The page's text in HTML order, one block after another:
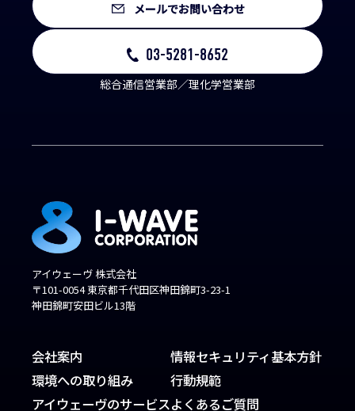
メールでお問い合わせ
03-5281-8652
総合通信営業部／理化学営業部
アイウェーヴ 株式会社
〒101-0054 東京都千代田区神田錦町3-23-1
神田錦町安田ビル13階
会社案内
環境への取り組み
アイウェーヴのサービス
情報セキュリティ基本方針
行動規範
よくあるご質問